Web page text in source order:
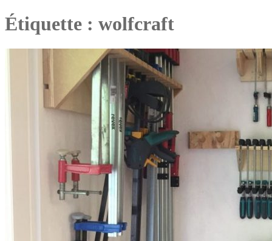
Étiquette : wolfcraft